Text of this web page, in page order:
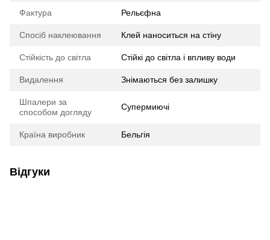
Фактура Рельєфна
Спосіб наклеювання Клей наноситься на стіну
Стійкість до світла Стійкі до світла і впливу води
Видалення Знімаються без залишку
Шпалери за
способом догляду
Супермиючі
Країна виробник Бельгія
Відгуки